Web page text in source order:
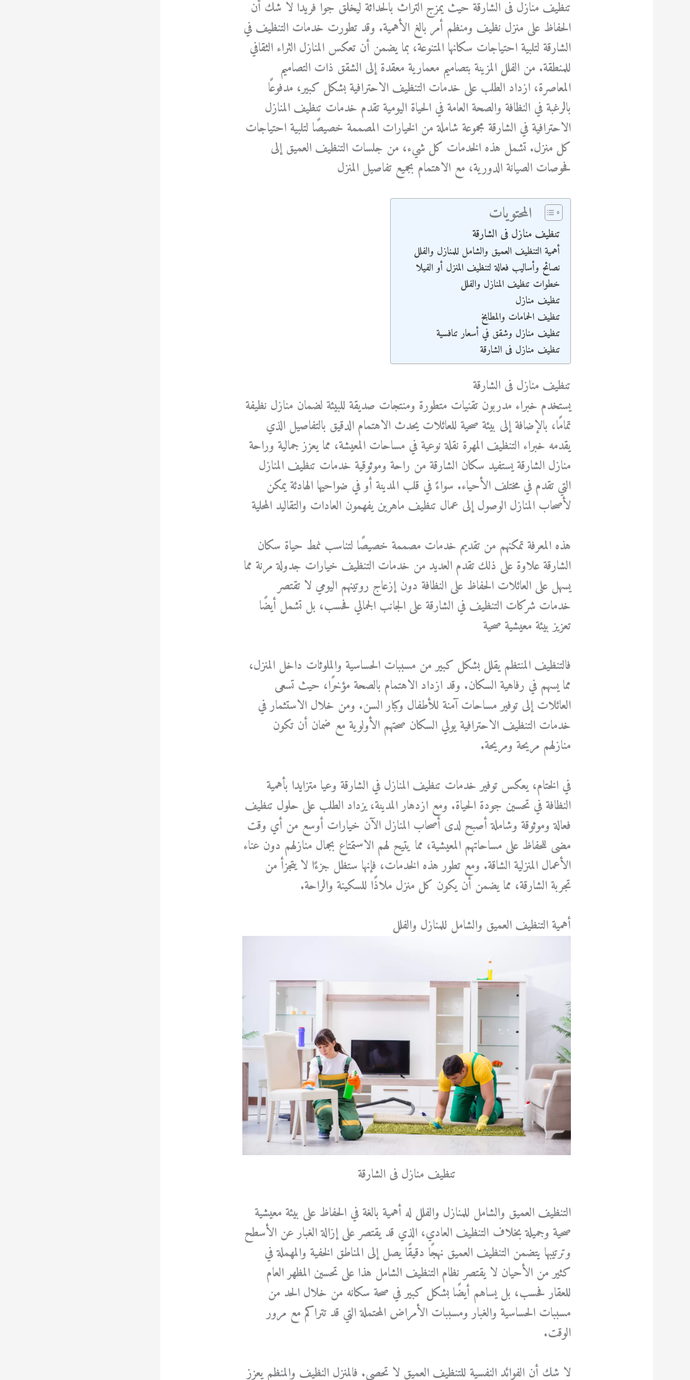
تنظيف منازل فى الشارقة حيث يمزج التراث بالحداثة ليخلق جوا فريدا لا شك أن
الحفاظ على منزل نظيف ومنظم أمر بالغ الأهمية. وقد تطورت خدمات التنظيف في
الشارقة لتلبية احتياجات سكانها المتنوعة، بما يضمن أن تعكس المنازل الثراء الثقافي
للمنطقة. من الفلل المزينة بتصاميم معمارية معقدة إلى الشقق ذات التصاميم
المعاصرة، ازداد الطلب على خدمات التنظيف الاحترافية بشكل كبير، مدفوعًا
بالرغبة في النظافة والصحة العامة في الحياة اليومية تقدم خدمات تنظيف المنازل
الاحترافية في الشارقة مجموعة شاملة من الخيارات المصممة خصيصًا لتلبية احتياجات
كل منزل. تشمل هذه الخدمات كل شيء، من جلسات التنظيف العميق إلى
فحوصات الصيانة الدورية، مع الاهتمام بجميع تفاصيل المنزل
المحتويات
تنظيف منازل فى الشارقة
أهمية التنظيف العميق والشامل للمنازل والفلل
نصائح وأساليب فعالة لتنظيف المنزل أو الفيلا
خطوات تنظيف المنازل والفلل
تنظيف منازل
تنظيف الحمامات والمطابخ
تنظيف منازل وشقق في أسعار تنافسية
تنظيف منازل فى الشارقة
تنظيف منازل فى الشارقة
يستخدم خبراء مدربون تقنيات متطورة ومنتجات صديقة للبيئة لضمان منازل نظيفة
تمامًا، بالإضافة إلى بيئة صحية للعائلات يحدث الاهتمام الدقيق بالتفاصيل الذي
يقدمه خبراء التنظيف المهرة نقلة نوعية في مساحات المعيشة، مما يعزز جمالية وراحة
منازل الشارقة يستفيد سكان الشارقة من راحة وموثوقية خدمات تنظيف المنازل
التي تقدم في مختلف الأحياء. سواءً في قلب المدينة أو في ضواحيها الهادئة يمكن
لأصحاب المنازل الوصول إلى عمال تنظيف ماهرين يفهمون العادات والتقاليد المحلية
هذه المعرفة تمكنهم من تقديم خدمات مصممة خصيصًا لتناسب نمط حياة سكان
الشارقة علاوة على ذلك تقدم العديد من خدمات التنظيف خيارات جدولة مرنة مما
يسهل على العائلات الحفاظ على النظافة دون إزعاج روتينهم اليومي لا تقتصر
خدمات شركات التنظيف في الشارقة على الجانب الجمالي فحسب، بل تشمل أيضًا
تعزيز بيئة معيشية صحية
فالتنظيف المنتظم يقلل بشكل كبير من مسببات الحساسية والملوثات داخل المنزل،
مما يسهم في رفاهية السكان. وقد ازداد الاهتمام بالصحة مؤخرًا، حيث تسعى
العائلات إلى توفير مساحات آمنة للأطفال وكبار السن. ومن خلال الاستثمار في
خدمات التنظيف الاحترافية يولي السكان صحتهم الأولوية مع ضمان أن تكون
منازلهم مريحة ومريحة.
في الختام، يعكس توفير خدمات تنظيف المنازل في الشارقة وعيا متزايدا بأهمية
النظافة في تحسين جودة الحياة. ومع ازدهار المدينة، يزداد الطلب على حلول تنظيف
فعالة وموثوقة وشاملة أصبح لدى أصحاب المنازل الآن خيارات أوسع من أي وقت
مضى للحفاظ على مساحاتهم المعيشية، مما يتيح لهم الاستمتاع بجمال منازلهم دون عناء
الأعمال المنزلية الشاقة. ومع تطور هذه الخدمات، فإنها ستظل جزءًا لا يتجزأ من
تجربة الشارقة، مما يضمن أن يكون كل منزل ملاذًا للسكينة والراحة.
أهمية التنظيف العميق والشامل للمنازل والفلل
تنظيف منازل فى الشارقة
التنظيف العميق والشامل للمنازل والفلل له أهمية بالغة في الحفاظ على بيئة معيشية
صحية وجميلة بخلاف التنظيف العادي، الذي قد يقتصر على إزالة الغبار عن الأسطح
وترتيبها يتضمن التنظيف العميق نهجًا دقيقًا يصل إلى المناطق الخفية والمهملة في
كثير من الأحيان لا يقتصر نظام التنظيف الشامل هذا على تحسين المظهر العام
للعقار فحسب، بل يساهم أيضًا بشكل كبير في صحة سكانه من خلال الحد من
مسببات الحساسية والغبار ومسببات الأمراض المحتملة التي قد تتراكم مع مرور
الوقت.
لا شك أن الفوائد النفسية للتنظيف العميق لا تحصى. فالمنزل النظيف والمنظم يعزز